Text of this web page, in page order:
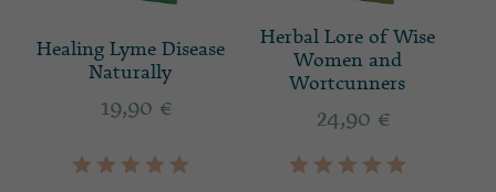
Healing Lyme Disease
Naturally
19,90 €
Herbal Lore of Wise
Women and
Wortcunners
24,90 €